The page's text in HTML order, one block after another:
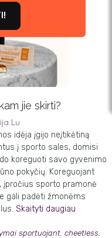
jie skirti?
Lu
idėja įgijo neįtikėtiną
į sporto sales, domisi
koreguoti savo gyvenimo
pokyčių. Koreguojant
įpročius sporto pramonė
gali padėti žmonėms
Skaityti daugiau
sportuojant, cheetless,